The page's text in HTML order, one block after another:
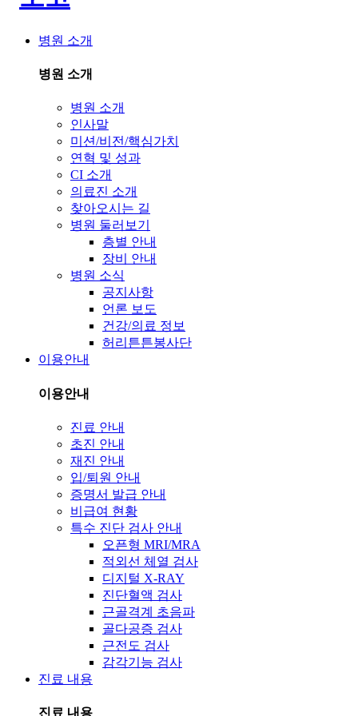
병원 소개
병원 소개
병원 소개
인사말
미션/비전/핵심가치
연혁 및 성과
CI 소개
의료진 소개
찾아오시는 길
병원 둘러보기
층별 안내
장비 안내
병원 소식
공지사항
언론 보도
건강/의료 정보
허리튼튼봉사단
이용안내
이용안내
진료 안내
초진 안내
재진 안내
입/퇴원 안내
증명서 발급 안내
비급여 현황
특수 진단 검사 안내
오픈형 MRI/MRA
적외선 체열 검사
디지털 X-RAY
진단혈액 검사
근골격계 초음파
골다공증 검사
근전도 검사
감각기능 검사
진료 내용
진료 내용